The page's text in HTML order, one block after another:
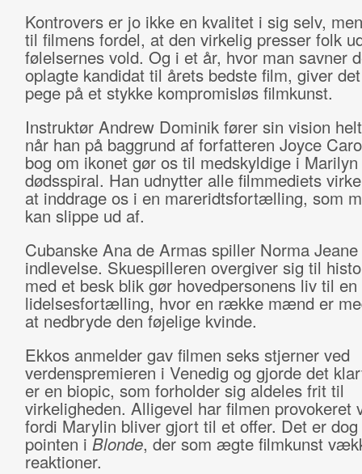
Kontrovers er jo ikke en kvalitet i sig selv,
til filmens fordel, at den virkelig presser folk
følelsernes vold. Og i et år, hvor man savner
oplagte kandidat til årets bedste film, giver
pege på et stykke kompromisløs filmkunst.
Instruktør Andrew Dominik fører sin vision
når han på baggrund af forfatteren Joyce
bog om ikonet gør os til medskyldige i
dødsspiral. Han udnytter alle filmmediets
at inddrage os i en mareridtsfortælling, som
kan slippe ud af.
Cubanske Ana de Armas spiller Norma
indlevelse. Skuespilleren overgiver sig til
med et besk blik gør hovedpersonens liv til en
lidelsesfortælling, hvor en række mænd er
at nedbryde den føjelige kvinde.
Ekkos anmelder gav filmen seks stjerner ved
verdenspremieren i Venedig og gjorde det
er en biopic, som forholder sig aldeles frit til
virkeligheden. Alligevel har filmen provokeret
fordi Marylin bliver gjort til et offer. Det er dog
pointen i Blonde, der som ægte filmkunst
reaktioner.